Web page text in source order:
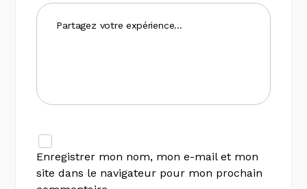
Enregistrer mon nom, mon e-mail et mon
site dans le navigateur pour mon prochain